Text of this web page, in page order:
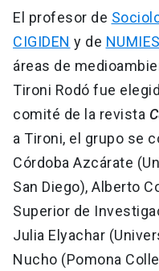
El profesor de
CIGIDEN y de NUMIES
áreas de
Tironi Rodó fue
comité de la revista
a Tironi, el grupo se
Córdoba Azcárate
San Diego), Alberto
Superior de
Julia Elyachar
Nucho (Pomona